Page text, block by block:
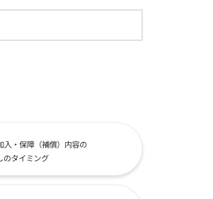
入・保障（補償）内容の
のタイミング